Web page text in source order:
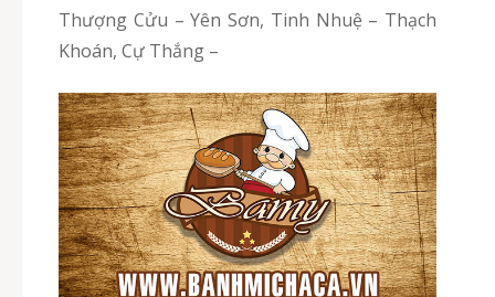
Thượng Cửu – Yên Sơn, Tinh Nhuệ – Thạch
Khoán, Cự Thắng –